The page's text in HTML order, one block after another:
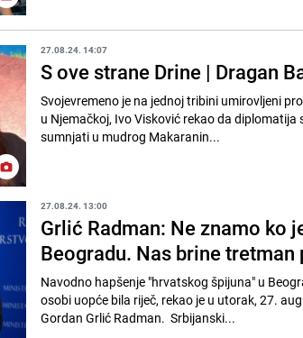
27.08.24. 14:07
S ove strane Drine | Dragan
Svojevremeno je na jednoj tribini umirovljeni
u Njemačkoj, Ivo Visković rekao da diplomatija
sumnjati u mudrog Makaranin...
27.08.24. 13:00
Grlić Radman: Ne znamo ko
Beogradu. Nas brine tretman
Navodno hapšenje "hrvatskog špijuna" u
osobi uopće bila riječ, rekao je u utorak, 27.
Gordan Grlić Radman. Srbijanski...